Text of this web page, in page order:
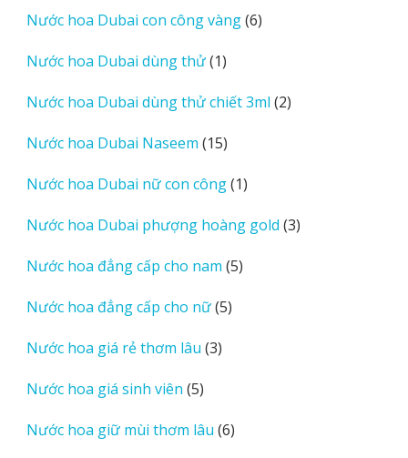
phẩm
Nước hoa Dubai con công vàng 66
Nước hoa Dubai dùng thử 11
phẩm
Nước hoa Dubai dùng thử chiết 3ml 22
Nước hoa Dubai Naseem 1515
phẩm
Nước hoa Dubai nữ con công 11
phẩm
Nước hoa Dubai phượng hoàng gold 33
Nước hoa đẳng cấp cho nam 55
Nước hoa đẳng cấp cho nữ 55
Nước hoa giá rẻ thơm lâu 33
Nước hoa giá sinh viên 55
phẩm
Nước hoa giữ mùi thơm lâu 66